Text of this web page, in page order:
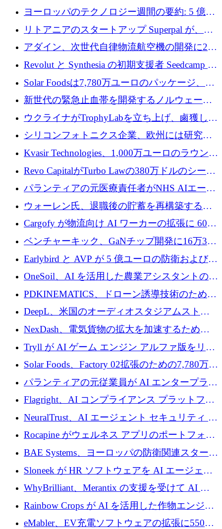
Instrumentsが3億8,000万ドルを調達
ヨーロッパのテクノロジー週間の要約: 5 億
8,500 万ユーロを超える 60 以上のテクノロジ
ー資金調達取引
リトアニアのスタートアップ Superpal が、
Slack 内に構築された AI コワーカー プラット
フォームのために 50 万ユーロを調達
アダイン、次世代自律物流航空機の開発に250
万ユーロを確保
Revolut と Synthesia の初期支援者 Seedcamp が
3 億 2,000 万ドルを調達、米国に投資
Solar Foodsは7,780万ユーロのパッケージ、5
億ユーロの防衛および二重用途成長基金EDM
を開始、ヨーロッパのシリコンフォトニクス
に警告
新世代の緊急止血帯を開発するノルウェーの
スタートアップ企業を紹介する
ウクライナがTrophyLabを立ち上げ、鹵獲した
ロシア兵器を戦場の研究開発プラットフォー
ムに変える
シリコンフォトニクス企業、欧州には研究を
商業的に成功させるためのインフラが不足し
Kvasir Technologies、1,000万ユーロのラウンド
で成長を促進
Revo CapitalがTurbo Lawの380万ドルのシード
ラウンドを主導し、訴訟プラットフォームを
パランティアの元医療責任者がNHS AIエージ
ェントの立ち上げに1,000万ポンドを調達
ウォーレン氏、退職後の貯蓄を再構築するた
めに1,000万ユーロを調達
Cargofy が物流向け AI ワーカーの拡張に 600
万ドルを獲得
ベンチャーキック、GaNチップ開発に16万3千
ユーロでMinisaを支援
Earlybird と AVP が 5 億ユーロの防衛および二
重用途の成長基金である E2D を立ち上げる
OneSoil、AI を活用した農業アシスタントの拡
大に​​ 100 万ユーロを確保
PDKINEMATICS、ドローン誘導技術のために
200 万ユーロを調達
DeepL、米国のオーディオスタジアムストリ
ーミング事業Mixhaloを買収
NexDash、電気貨物の拡大を加速するために
EIT Urban Mobilityから250万ユーロを確保
Tryll が AI ゲーム エンジン アルファ版をリリ
ースし、60 万ドルのプレシード資金を確保
Solar Foods、Factory 02拡張のための7,780万ユ
ーロの資金調達パッケージを獲得
パランティアの元従業員が AI エンタープライ
ズ スタートアップの Conduct に 6,000 万ドル
を調達
Flagright、AI コンプライアンス プラットフォ
ームを拡張するためにシリーズ A で 1,250 万
ドルを確保
NeuralTrust、AI エージェント セキュリティ プ
ラットフォームの拡張に 2,000 万ドルを調達
Rocapine がウェルネス アプリのポートフォリ
オを拡大するためにシリーズ A で 1,300 万ド
ルを調達
BAE Systems、ヨーロッパの防衛関連スタート
アップの規模拡大を支援するために 5,000 万
ユーロの支援を開始
Sloneek が HR ソフトウェアを AI エージェン
トに変えるために 600 万ドルを調達
WhyBrilliant、Merantix の支援を受けて AI 求
人マッチングを拡大するために 100 万ユーロ
Rainbow Crops が AI を活用した作物エンジニ
アリングを拡張するために 970 万ユーロを調
eMabler、EV充電ソフトウェアの拡張に550万